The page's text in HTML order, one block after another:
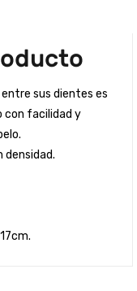
sus dientes es
con facilidad y
densidad.
17cm.